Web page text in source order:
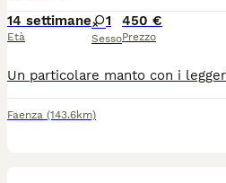
14 settimane
Età
1
Sesso
450 €
Prezzo
Faenza (143.6km)